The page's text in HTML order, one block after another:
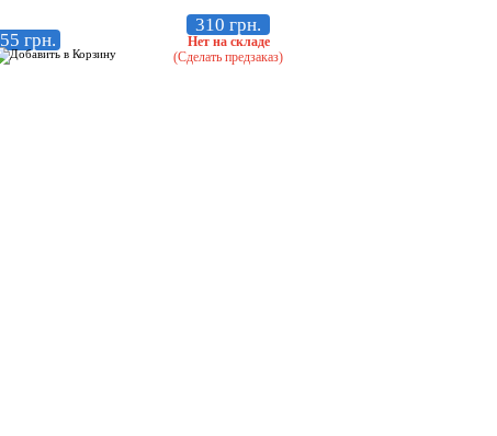
55 грн.
310 грн.
Нет на складе
(Сделать предзаказ)